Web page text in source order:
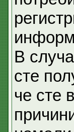
В
сте
че сте